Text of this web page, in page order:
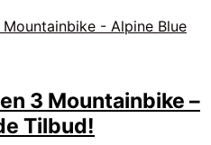
pris
3 Mountainbike –
Tilbud!